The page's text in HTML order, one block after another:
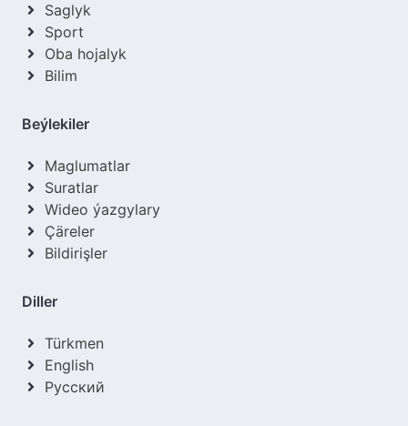
Saglyk
Sport
Oba hojalyk
Bilim
Beýlekiler
Maglumatlar
Suratlar
Wideo ýazgylary
Çäreler
Bildirişler
Diller
Türkmen
English
Русский